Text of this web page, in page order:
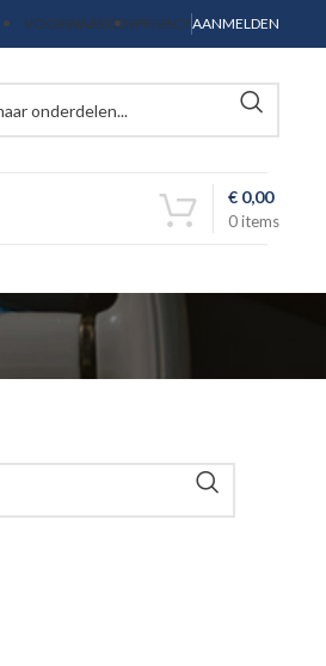
VOORWAARDENPRIVACYAANMELDEN
0items
€ 0,00